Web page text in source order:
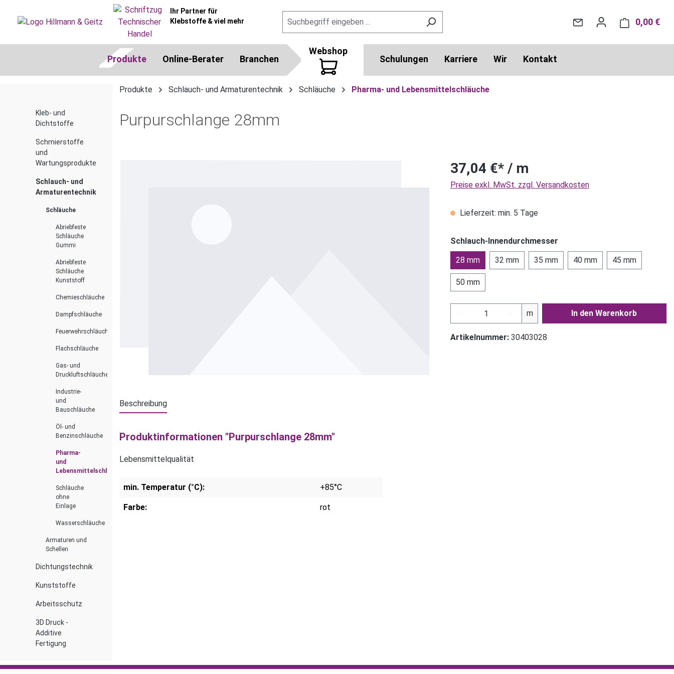
Zur Hauptnavigation springen
Ihr Partner für
Klebstoffe & viel mehr
0,00 €
Produkte Online-Berater Branchen
Webshop
Schulungen Karriere Wir Kontakt
Kleb- und
Dichtstoffe
Schmierstoffe
und
Wartungsprodukte
Schlauch- und
Armaturentechnik
Schläuche
Abriebfeste
Schläuche
Gummi
Abriebfeste
Schläuche
Kunststoff
Chemieschläuche
Dampfschläuche
Feuerwehrschläuche
Flachschläuche
Gas- und
Druckluftschläuche
Industrie-
und
Bauschläuche
Öl- und
Benzinschläuche
Pharma-
und
Lebensmittelschläuche
Schläuche
ohne
Einlage
Wasserschläuche
Armaturen und
Schellen
Dichtungstechnik
Kunststoffe
Arbeitsschutz
3D Druck -
Additive
Fertigung
Produkte Schlauch- und Armaturentechnik Schläuche Pharma- und Lebensmittelschläuche
Purpurschlange 28mm
37,04 €* / m
Preise exkl. MwSt. zzgl. Versandkosten
Lieferzeit: min. 5 Tage
Schlauch-Innendurchmesser
28 mm
32 mm 35 mm 40 mm 45 mm
50 mm
Produkt Anzahl: Gib den gewünschten
m In den Warenkorb
Artikelnummer: 30403028
Beschreibung
Produktinformationen "Purpurschlange 28mm"
Lebensmittelqualität
min. Temperatur (°C): +85°C
Farbe: rot